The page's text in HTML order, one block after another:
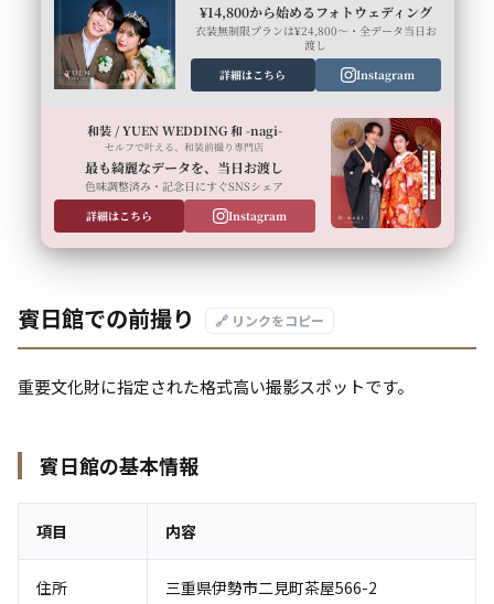
¥14,800から始めるフォトウェディング
衣装無制限プランは¥24,800〜・全データ当日お
渡し
詳細はこちら
Instagram
和装 / YUEN WEDDING 和 -nagi-
セルフで叶える、和装前撮り専門店
最も綺麗なデータを、当日お渡し
色味調整済み・記念日にすぐSNSシェア
詳細はこちら
Instagram
賓日館での前撮り 🔗 リンクをコピー
重要文化財に指定された格式高い撮影スポットです。
賓日館の基本情報
項目 内容
住所 三重県伊勢市二見町茶屋566-2